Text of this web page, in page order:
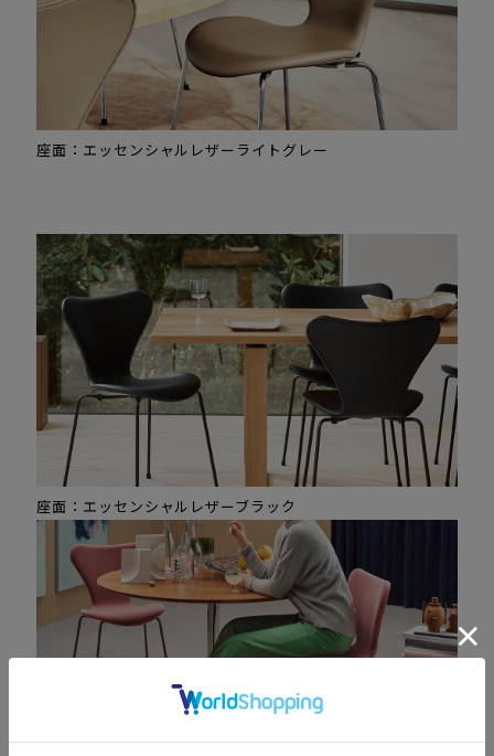
座面：エッセンシャルレザーライトグレー
座面：エッセンシャルレザーブラック